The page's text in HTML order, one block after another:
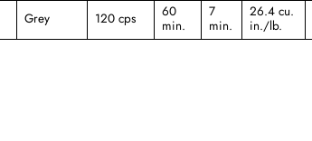
Grey 120 cps
60
min.
7
min.
26.4 cu.
in./lb.